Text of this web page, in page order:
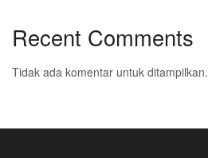
Recent Comments
Tidak ada komentar untuk ditampilkan.